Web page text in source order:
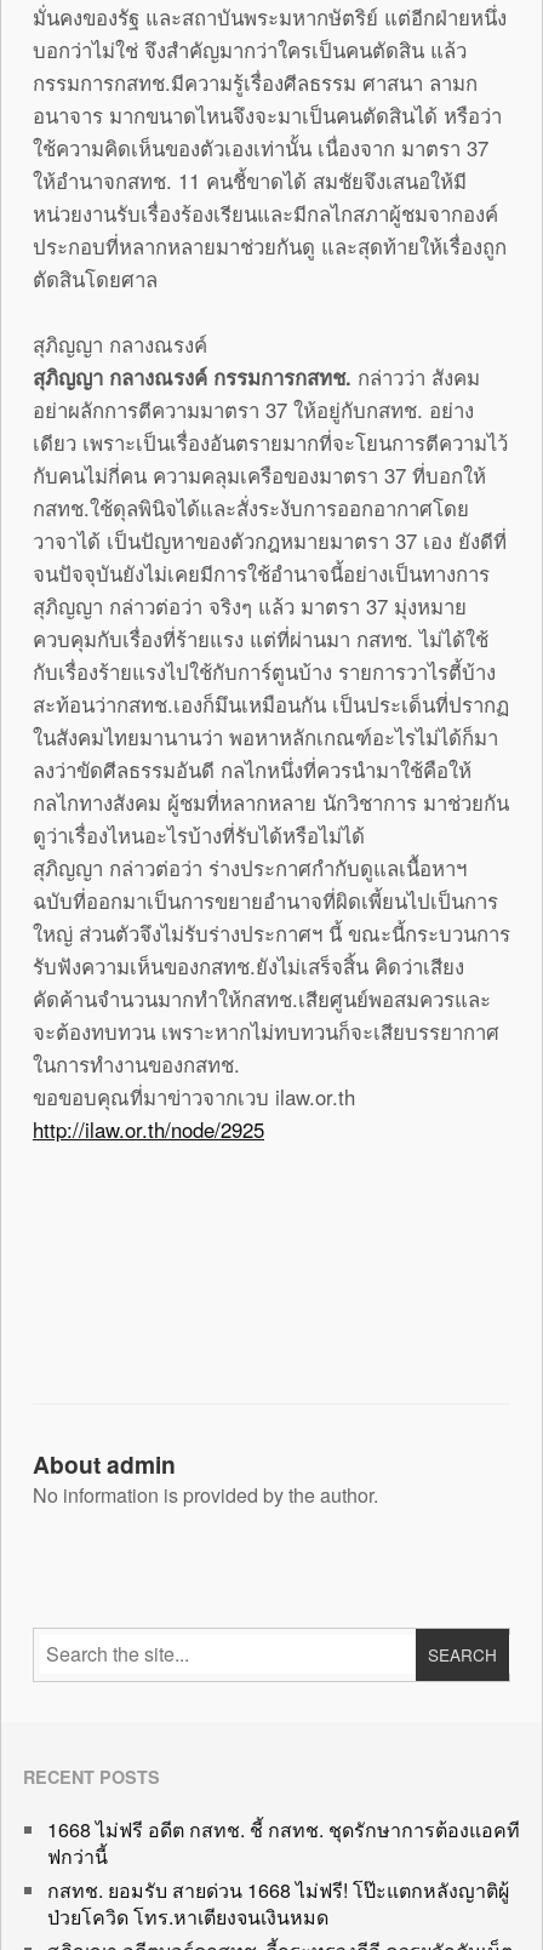
มั่นคงของรัฐ และสถาบันพระมหากษัตริย์ แต่อีกฝ่ายหนึ่ง
บอกว่าไม่ใช่ จึงสำคัญมากว่าใครเป็นคนตัดสิน แล้ว
กรรมการกสทช.มีความรู้เรื่องศีลธรรม ศาสนา ลามก
อนาจาร มากขนาดไหนจึงจะมาเป็นคนตัดสินได้ หรือว่า
ใช้ความคิดเห็นของตัวเองเท่านั้น เนื่องจาก มาตรา 37
ให้อำนาจกสทช. 11 คนชี้ขาดได้ สมชัยจึงเสนอให้มี
หน่วยงานรับเรื่องร้องเรียนและมีกลไกสภาผู้ชมจากองค์
ประกอบที่หลากหลายมาช่วยกันดู และสุดท้ายให้เรื่องถูก
ตัดสินโดยศาล
สุภิญญา กลางณรงค์
สุภิญญา กลางณรงค์ กรรมการกสทช. กล่าวว่า สังคม
อย่าผลักการตีความมาตรา 37 ให้อยู่กับกสทช. อย่าง
เดียว เพราะเป็นเรื่องอันตรายมากที่จะโยนการตีความไว้
กับคนไม่กี่คน ความคลุมเครือของมาตรา 37 ที่บอกให้
กสทช.ใช้ดุลพินิจได้และสั่งระงับการออกอากาศโดย
วาจาได้ เป็นปัญหาของตัวกฎหมายมาตรา 37 เอง ยังดีที่
จนปัจจุบันยังไม่เคยมีการใช้อำนาจนี้อย่างเป็นทางการ
สุภิญญา กล่าวต่อว่า จริงๆ แล้ว มาตรา 37 มุ่งหมาย
ควบคุมกับเรื่องที่ร้ายแรง แต่ที่ผ่านมา กสทช. ไม่ได้ใช้
กับเรื่องร้ายแรงไปใช้กับการ์ตูนบ้าง รายการวาไรตี้บ้าง
สะท้อนว่ากสทช.เองก็มึนเหมือนกัน เป็นประเด็นที่ปรากฏ
ในสังคมไทยมานานว่า พอหาหลักเกณฑ์อะไรไม่ได้ก็มา
ลงว่าขัดศีลธรรมอันดี กลไกหนึ่งที่ควรนำมาใช้คือให้
กลไกทางสังคม ผู้ชมที่หลากหลาย นักวิชาการ มาช่วยกัน
ดูว่าเรื่องไหนอะไรบ้างที่รับได้หรือไม่ได้
สุภิญญา กล่าวต่อว่า ร่างประกาศกำกับดูแลเนื้อหาฯ
ฉบับที่ออกมาเป็นการขยายอำนาจที่ผิดเพี้ยนไปเป็นการ
ใหญ่ ส่วนตัวจึงไม่รับร่างประกาศฯ นี้ ขณะนี้กระบวนการ
รับฟังความเห็นของกสทช.ยังไม่เสร็จสิ้น คิดว่าเสียง
คัดค้านจำนวนมากทำให้กสทช.เสียศูนย์พอสมควรและ
จะต้องทบทวน เพราะหากไม่ทบทวนก็จะเสียบรรยากาศ
ในการทำงานของกสทช.
ขอขอบคุณที่มาข่าวจากเวบ ilaw.or.th
http://ilaw.or.th/node/2925
About admin
No information is provided by the author.
RECENT POSTS
1668 ไม่ฟรี อดีต กสทช. ชี้ กสทช. ชุดรักษาการต้องแอคที
ฟกว่านี้
กสทช. ยอมรับ สายด่วน 1668 ไม่ฟรี! โป๊ะแตกหลังญาติผู้
ป่วยโควิด โทร.หาเตียงจนเงินหมด